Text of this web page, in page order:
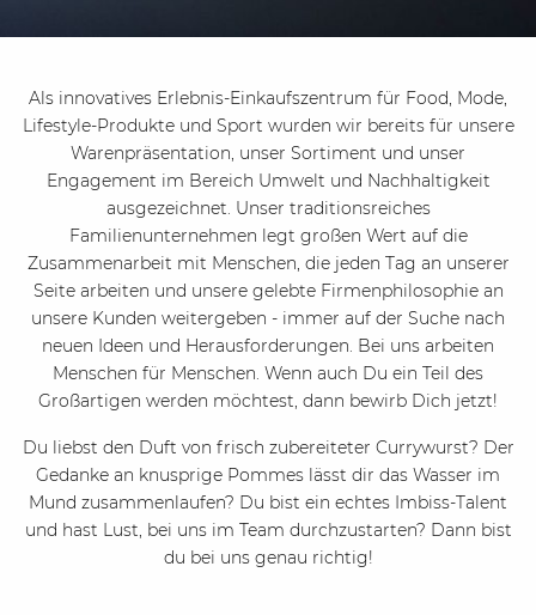
Als innovatives Erlebnis-Einkaufszentrum für Food, Mode,
Lifestyle-Produkte und Sport wurden wir bereits für unsere
Warenpräsentation, unser Sortiment und unser
Engagement im Bereich Umwelt und Nachhaltigkeit
ausgezeichnet. Unser traditionsreiches
Familienunternehmen legt großen Wert auf die
Zusammenarbeit mit Menschen, die jeden Tag an unserer
Seite arbeiten und unsere gelebte Firmenphilosophie an
unsere Kunden weitergeben - immer auf der Suche nach
neuen Ideen und Herausforderungen. Bei uns arbeiten
Menschen für Menschen. Wenn auch Du ein Teil des
Großartigen werden möchtest, dann bewirb Dich jetzt!
Du liebst den Duft von frisch zubereiteter Currywurst? Der
Gedanke an knusprige Pommes lässt dir das Wasser im
Mund zusammenlaufen? Du bist ein echtes Imbiss-Talent
und hast Lust, bei uns im Team durchzustarten? Dann bist
du bei uns genau richtig!